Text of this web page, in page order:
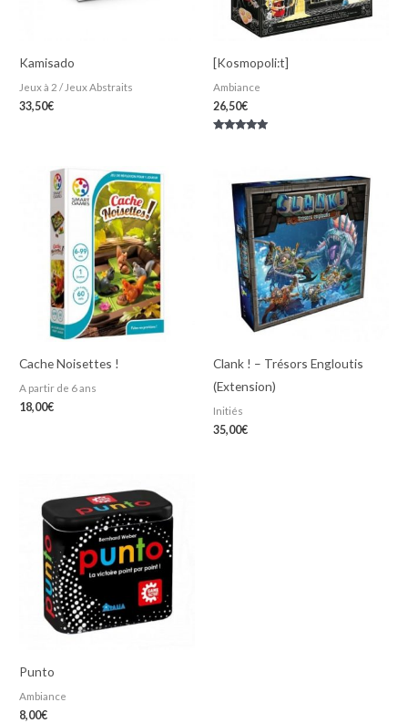
Kamisado
Jeux à 2 / Jeux Abstraits
33,50€
[Kosmopoli:t]
Ambiance
26,50€
Cache Noisettes !
A partir de 6 ans
18,00€
Clank ! – Trésors Engloutis
(Extension)
Initiés
35,00€
Punto
Ambiance
8,00€